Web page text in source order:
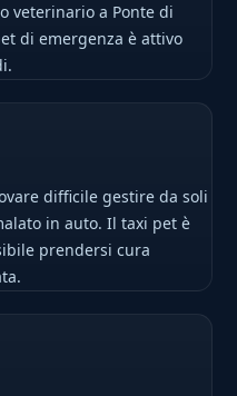
veterinario a Ponte di
di emergenza è attivo
difficile gestire da soli
in auto. Il taxi pet è
prendersi cura